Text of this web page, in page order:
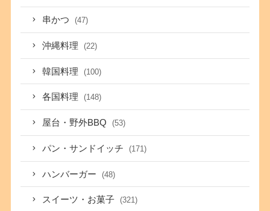
串かつ (47)
沖縄料理 (22)
韓国料理 (100)
各国料理 (148)
屋台・野外BBQ (53)
パン・サンドイッチ (171)
ハンバーガー (48)
スイーツ・お菓子 (321)